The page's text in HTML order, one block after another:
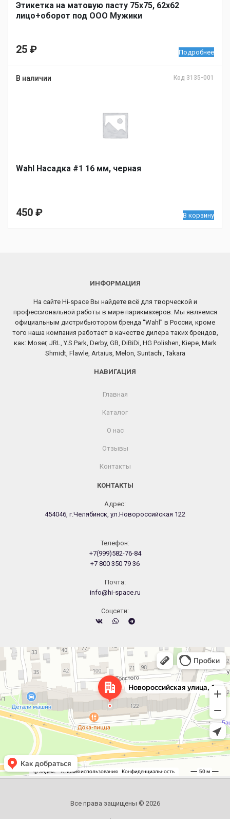
Этикетка на матовую пасту 75х75, 62х62
лицо+оборот под ООО Мужики
25 ₽ Подробнее
В наличии Код 3135-001
Wahl Насадка #1 16 мм, черная
450 ₽ В корзину
ИНФОРМАЦИЯ
На сайте Hi-space Вы найдете всё для творческой и
профессиональной работы в мире парикмахеров. Мы являемся
официальным дистрибьютором бренда “Wahl” в России, кроме
того наша компания работает в качестве дилера таких брендов,
как: Moser, JRL, Y.S.Park, Derby, GB, DiBiDi, HG Polishen, Kiepe, Mark
Shmidt, Flawle, Artaius, Melon, Suntachi, Takara
НАВИГАЦИЯ
Главная
Каталог
О нас
Отзывы
Контакты
КОНТАКТЫ
Адрес:
454046, г.Челябинск, ул.Новороссийская 122
Телефон:
+7(999)582-76-84
+7 800 350 79 36
Почта:
info@hi-space.ru
Cоцсети:
Челябинск
Новороссийская улица, 122 — Яндекс.Карты
Все права защищены © 2026